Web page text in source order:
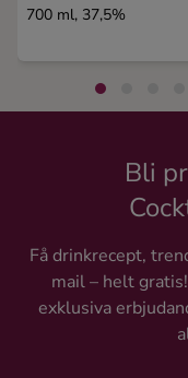
700 ml, 37,5%
Bli
Få drinkrecept,
mail – helt
exklusiva